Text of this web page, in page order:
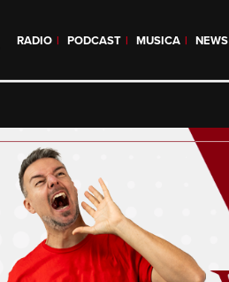
RADIO PODCAST MUSICA NEWS